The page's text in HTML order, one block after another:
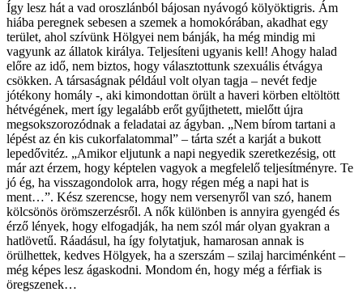
Így lesz hát a vad oroszlánból bájosan nyávogó kölyöktigris. Ám
hiába peregnek sebesen a szemek a homokórában, akadhat egy
terület, ahol szívünk Hölgyei nem bánják, ha még mindig mi
vagyunk az állatok királya. Teljesíteni ugyanis kell! Ahogy halad
előre az idő, nem biztos, hogy választottunk szexuális étvágya
csökken. A társaságnak például volt olyan tagja – nevét fedje
jótékony homály -, aki kimondottan örült a haveri körben eltöltött
hétvégének, mert így legalább erőt gyűjthetett, mielőtt újra
megsokszorozódnak a feladatai az ágyban. „Nem bírom tartani a
lépést az én kis cukorfalatommal” – tárta szét a karját a bukott
lepedővitéz. „Amikor eljutunk a napi negyedik szeretkezésig, ott
már azt érzem, hogy képtelen vagyok a megfelelő teljesítményre. Te
jó ég, ha visszagondolok arra, hogy régen még a napi hat is
ment…”. Kész szerencse, hogy nem versenyről van szó, hanem
kölcsönös örömszerzésről. A nők különben is annyira gyengéd és
érző lények, hogy elfogadják, ha nem szól már olyan gyakran a
hatlövetű. Ráadásul, ha így folytatjuk, hamarosan annak is
örülhettek, kedves Hölgyek, ha a szerszám – szilaj harciménként –
még képes lesz ágaskodni. Mondom én, hogy még a férfiak is
öregszenek…